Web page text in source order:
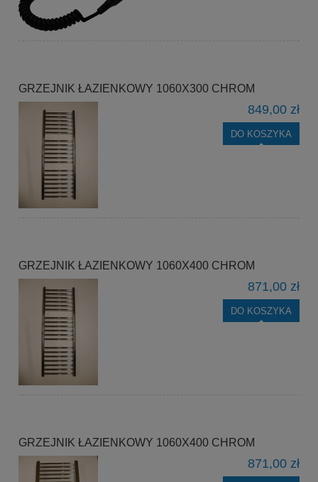
GRZEJNIK ŁAZIENKOWY 1060X300 CHROM
849,00 zł
DO KOSZYKA
GRZEJNIK ŁAZIENKOWY 1060X400 CHROM
871,00 zł
DO KOSZYKA
GRZEJNIK ŁAZIENKOWY 1060X400 CHROM
871,00 zł